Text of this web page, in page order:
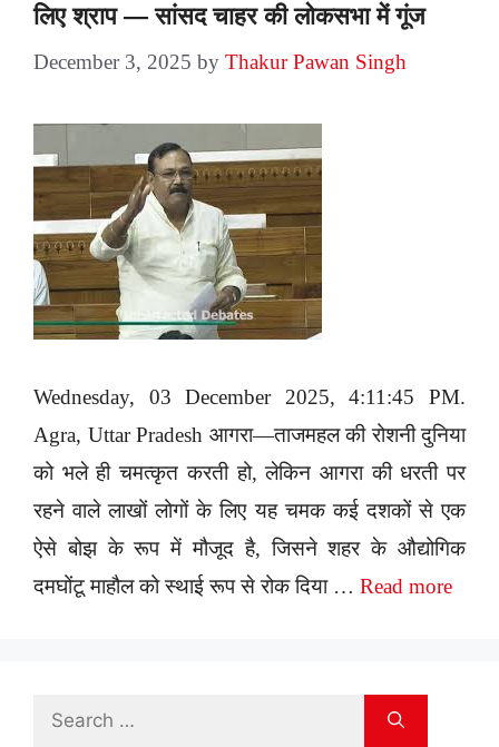
लिए श्राप — सांसद चाहर की लोकसभा में गूंज
December 3, 2025 by Thakur Pawan Singh
Wednesday, 03 December 2025, 4:11:45 PM.
Agra, Uttar Pradesh आगरा—ताजमहल की रोशनी दुनिया
को भले ही चमत्कृत करती हो, लेकिन आगरा की धरती पर
रहने वाले लाखों लोगों के लिए यह चमक कई दशकों से एक
ऐसे बोझ के रूप में मौजूद है, जिसने शहर के औद्योगिक
दमघोंटू माहौल को स्थाई रूप से रोक दिया … Read more
Search